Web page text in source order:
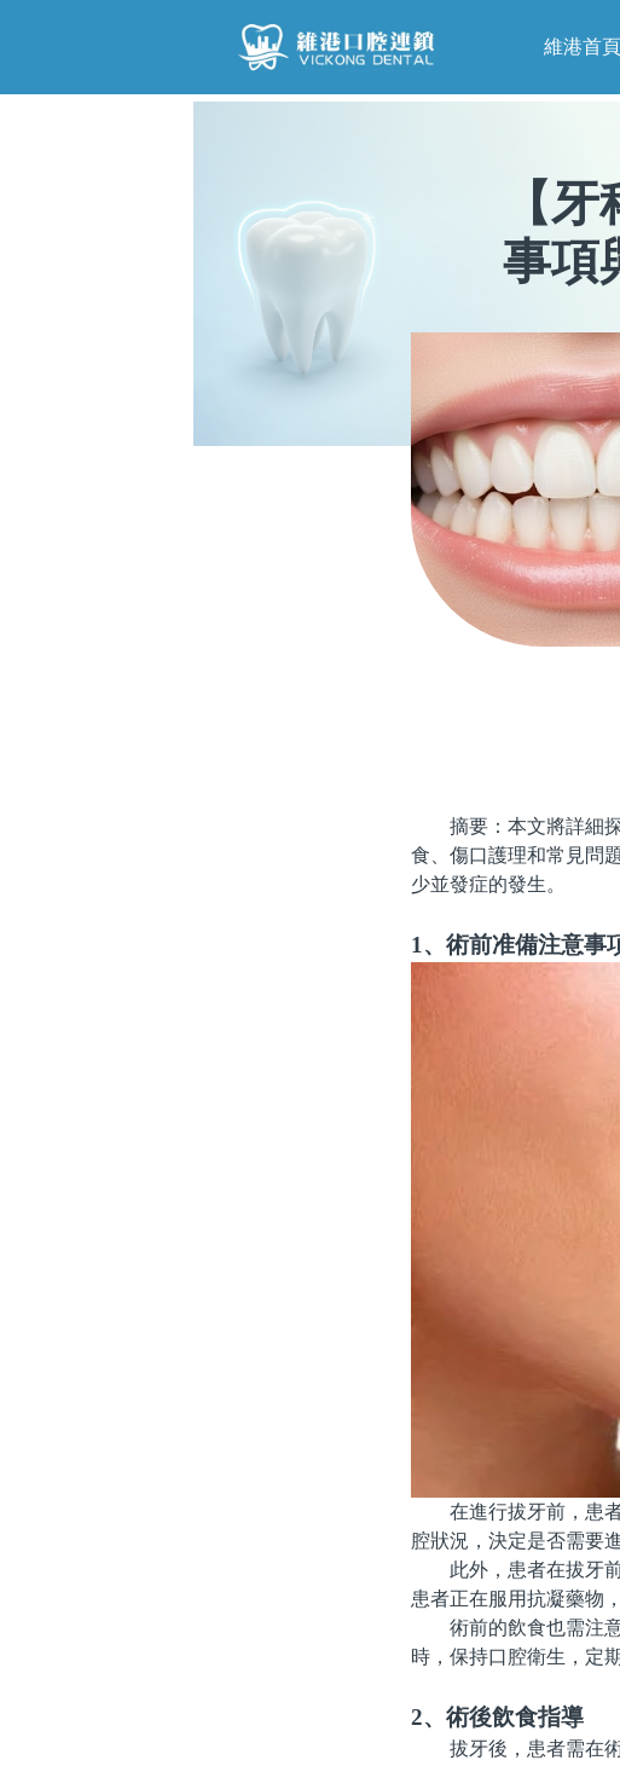
維港首頁
【牙
事項
摘要：本文將詳細探
食、傷口護理和常見問
少並發症的發生。
1、術前准備注意事
在進行拔牙前，患者
腔狀況，決定是否需要
此外，患者在拔牙前
患者正在服用抗凝藥物
術前的飲食也需注意
時，保持口腔衛生，定
2、術後飲食指導
拔牙後，患者需在術